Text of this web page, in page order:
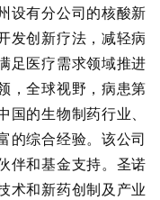
设有分公司的核酸新
发创新疗法，减轻病
足医疗需求领域推进
，全球视野，病患第
的生物制药行业、
的综合经验。该公司
伴和基金支持。圣诺
术和新药创制及产业